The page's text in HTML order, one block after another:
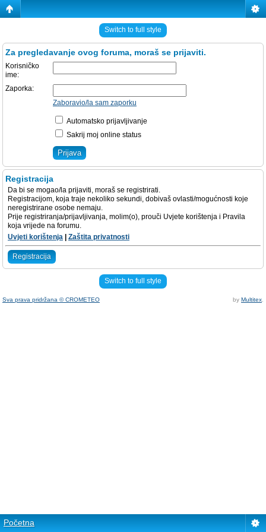
Switch to full style
Za pregledavanje ovog foruma, moraš se prijaviti.
Korisničko
ime:
Zaporka:
Zaboravio/la sam zaporku
Automatsko prijavljivanje
Sakrij moj online status
Registracija
Da bi se mogao/la prijaviti, moraš se registrirati.
Registracijom, koja traje nekoliko sekundi, dobivaš ovlasti/mogućnosti koje
neregistrirane osobe nemaju.
Prije registriranja/prijavljivanja, molim(o), prouči Uvjete korištenja i Pravila
koja vrijede na forumu.
Uvjeti korištenja
Zaštita privatnosti
Registracija
Switch to full style
Sva prava pridržana © CROMETEO by Multitex
Početna